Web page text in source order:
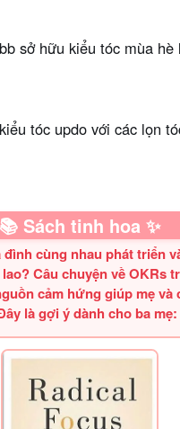
sở hữu kiểu tóc mùa hè
tóc updo với các lọn
📚 Sách tinh hoa ✨
đình cùng nhau phát triển
Câu chuyện về OKRs
cảm hứng giúp mẹ và
là gợi ý dành cho ba mẹ: